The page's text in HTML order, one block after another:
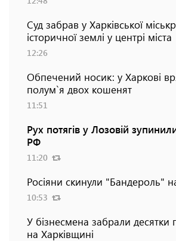
Суд забрав у Харківської
історичної землі у центрі міста
12:26
Обпечений носик: у Харкові
полум`я двох кошенят
11:51
Рух потягів у Лозовій
РФ
11:20
Росіяни скинули "Бандероль"
10:53
У бізнесмена забрали десятки
на Харківщині